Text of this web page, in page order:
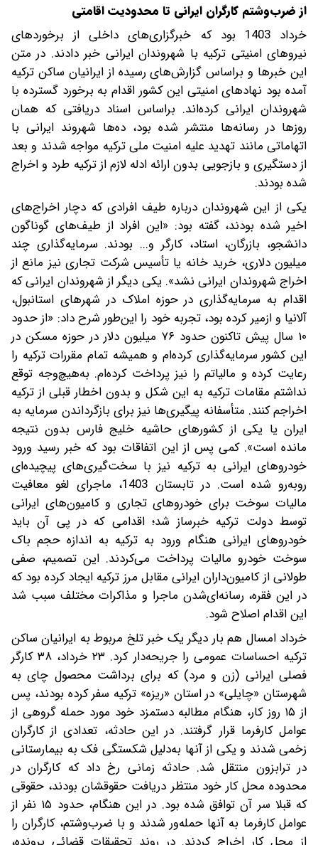
از ضرب‌و‌شتم کارگران ایرانی تا محدودیت اقامتی
خرداد 1403 بود که خبرگزاری‌های داخلی از برخوردهای
نیروهای امنیتی ترکیه با شهروندان ایرانی خبر دادند. در متن
این خبرها و براساس گزارش‌های رسیده از ایرانیان ساکن ترکیه‌
آمده بود نهادهای امنیتی این کشور اقدام به برخورد گسترده با
شهروندان ایرانی کرده‌اند. براساس اسناد دریافتی که همان
روزها در رسانه‌ها منتشر شده بود، ده‌ها شهروند ایرانی با
اتهاماتی مانند تهدید علیه امنیت ملی ترکیه مواجه شدند و بعد
از دستگیری و بازجویی بدون ارائه ادله لازم از ترکیه طرد و اخراج
شده بودند.
‌‌یکی از این شهروندان درباره طیف افرادی که دچار اخراج‌های
اخیر شده بودند، گفته بود: «این افراد از طیف‌های گوناگون
دانشجو، بازرگان، استاد، کارگر و... بودند. سرمایه‌گذاری چند
میلیون دلاری، خرید خانه یا تأسیس شرکت تجاری نیز مانع از
اخراج شهروندان ایرانی نشد». یکی دیگر از شهروندان ایرانی که
اقدام به سرمایه‌گذاری در حوزه املاک در شهرهای استانبول،
آلانیا و ازمیر کرده بود، تجربه خود را این‌طور شرح داد: «از حدود
۱۰ سال پیش تاکنون حدود ۷۶ میلیون دلار در حوزه مسکن در
این کشور سرمایه‌گذاری کرده‌ام و همیشه تمام مقررات ترکیه را
رعایت کرده و مالیاتم را نیز پرداخت کرده‌ام. به‌هیچ‌وجه توقع
نداشتم مقامات ترکیه به این شکل و بدون اخطار قبلی از ترکیه
اخراجم کنند. متأسفانه پیگیری‌ها نیز برای بازگرداندن سرمایه به
ایران یا یکی از کشورهای حاشیه خلیج فارس بدون نتیجه
مانده است». کمی پس از این اتفاقات بود که خبر رسید ورود
خودروهای ایرانی به ترکیه نیز با سخت‌گیری‌های پیچیده‌ای
روبه‌رو شده است. در تابستان 1403، ماجرای لغو معافیت
مالیات سوخت برای خودروهای تجاری و کامیون‌های ایرانی
توسط دولت ترکیه خبرساز شد؛ اقدامی که در پی آن باید
خودروهای ایرانی هنگام ورود به ترکیه به اندازه حجم باک
سوخت خودرو مالیات پرداخت می‌کردند. این تصمیم، صفی
طولانی از کامیون‌داران ایرانی مقابل مرز ترکیه ایجاد کرده بود که
در این فقره، رسانه‌ای‌شدن ماجرا و مذاکرات مختلف سبب شد
این اقدام اصلاح شود.
خرداد امسال هم بار دیگر یک خبر تلخ مربوط به ایرانیان ساکن
ترکیه احساسات عمومی را جریحه‌دار کرد. ۲۳ خرداد، ۳۸ کارگر
فصلی ایرانی (زن و مرد) که برای برداشت محصول چای به
شهرستان «چایلی» در استان «ریزه» ترکیه سفر کرده بودند، پس
از ۱۵ روز کار، هنگام مطالبه دستمزد خود مورد حمله گروهی از
عوامل کارفرما قرار گرفتند. در این حادثه، تعدادی از کارگران
زخمی شدند و یکی از آنها به‌دلیل شکستگی فک به بیمارستانی
در ترابزون منتقل شد. حادثه زمانی رخ داد که کارگران در
محدوده محل کار خود منتظر دریافت حقوقشان بودند، حقوقی
که قبلا سر آن توافق شده بود. در این هنگام، حدود ۱۵ نفر از
عوامل کارفرما به آنها حمله‌ور شدند و با ضرب‌وشتم، کارگران را